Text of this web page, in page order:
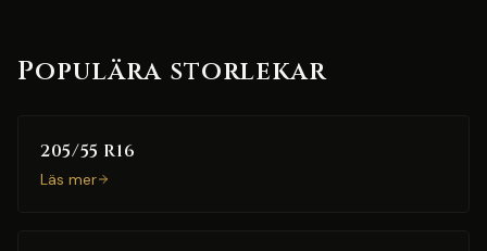
Populära storlekar
205/55 R16
Läs mer